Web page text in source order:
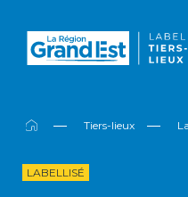
Tiers-lieux
LABELLISÉ